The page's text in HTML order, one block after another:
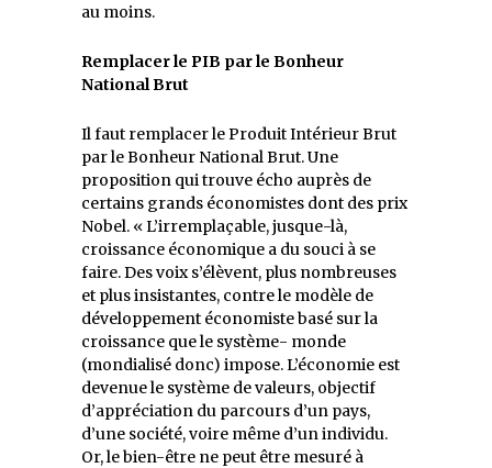
au moins.
Remplacer le PIB par le Bonheur
National Brut
Il faut remplacer le Produit Intérieur Brut
par le Bonheur National Brut. Une
proposition qui trouve écho auprès de
certains grands économistes dont des prix
Nobel. « L’irremplaçable, jusque-là,
croissance économique a du souci à se
faire. Des voix s’élèvent, plus nombreuses
et plus insistantes, contre le modèle de
développement économiste basé sur la
croissance que le système- monde
(mondialisé donc) impose. L’économie est
devenue le système de valeurs, objectif
d’appréciation du parcours d’un pays,
d’une société, voire même d’un individu.
Or, le bien-être ne peut être mesuré à